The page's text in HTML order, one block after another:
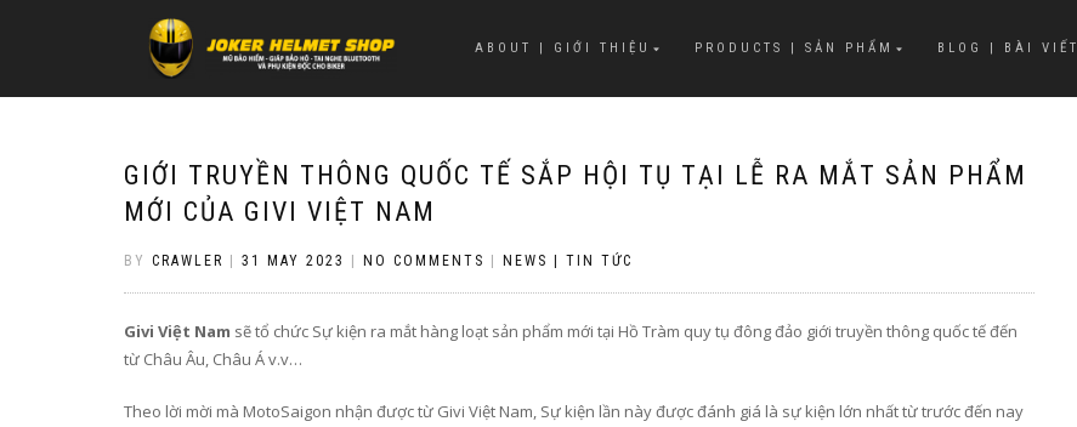
ABOUT | GIỚI THIỆU PRODUCTS | SẢN PHẨM BLOG | BÀI VIẾT
GIỚI TRUYỀN THÔNG QUỐC TẾ SẮP HỘI TỤ TẠI LỄ RA MẮT SẢN PHẨM
MỚI CỦA GIVI VIỆT NAM
BY CRAWLER 31 MAY 2023 NO COMMENTS NEWS | TIN TỨC
Givi Việt Nam sẽ tổ chức Sự kiện ra mắt hàng loạt sản phẩm mới tại Hồ Tràm quy tụ đông đảo giới truyền thông quốc tế đến
từ Châu Âu, Châu Á v.v…
Theo lời mời mà MotoSaigon nhận được từ Givi Việt Nam, Sự kiện lần này được đánh giá là sự kiện lớn nhất từ trước đến nay